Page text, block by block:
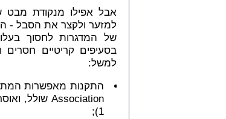
אבל אפילו מנקודת מבט
למזער ולקצר את הסבל -
של המדגרות לחסוך
בסעיפים קריטיים חסרים
למשל:
Association שולל, ואוסרות המתה בחנקן או ארגון, עליהם ה-
1);